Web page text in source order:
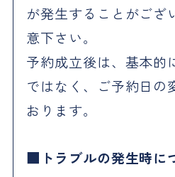
が発生することがござ
意下さい。
予約成立後は、基本的
ではなく、ご予約日の
おります。
トラブルの発生時に